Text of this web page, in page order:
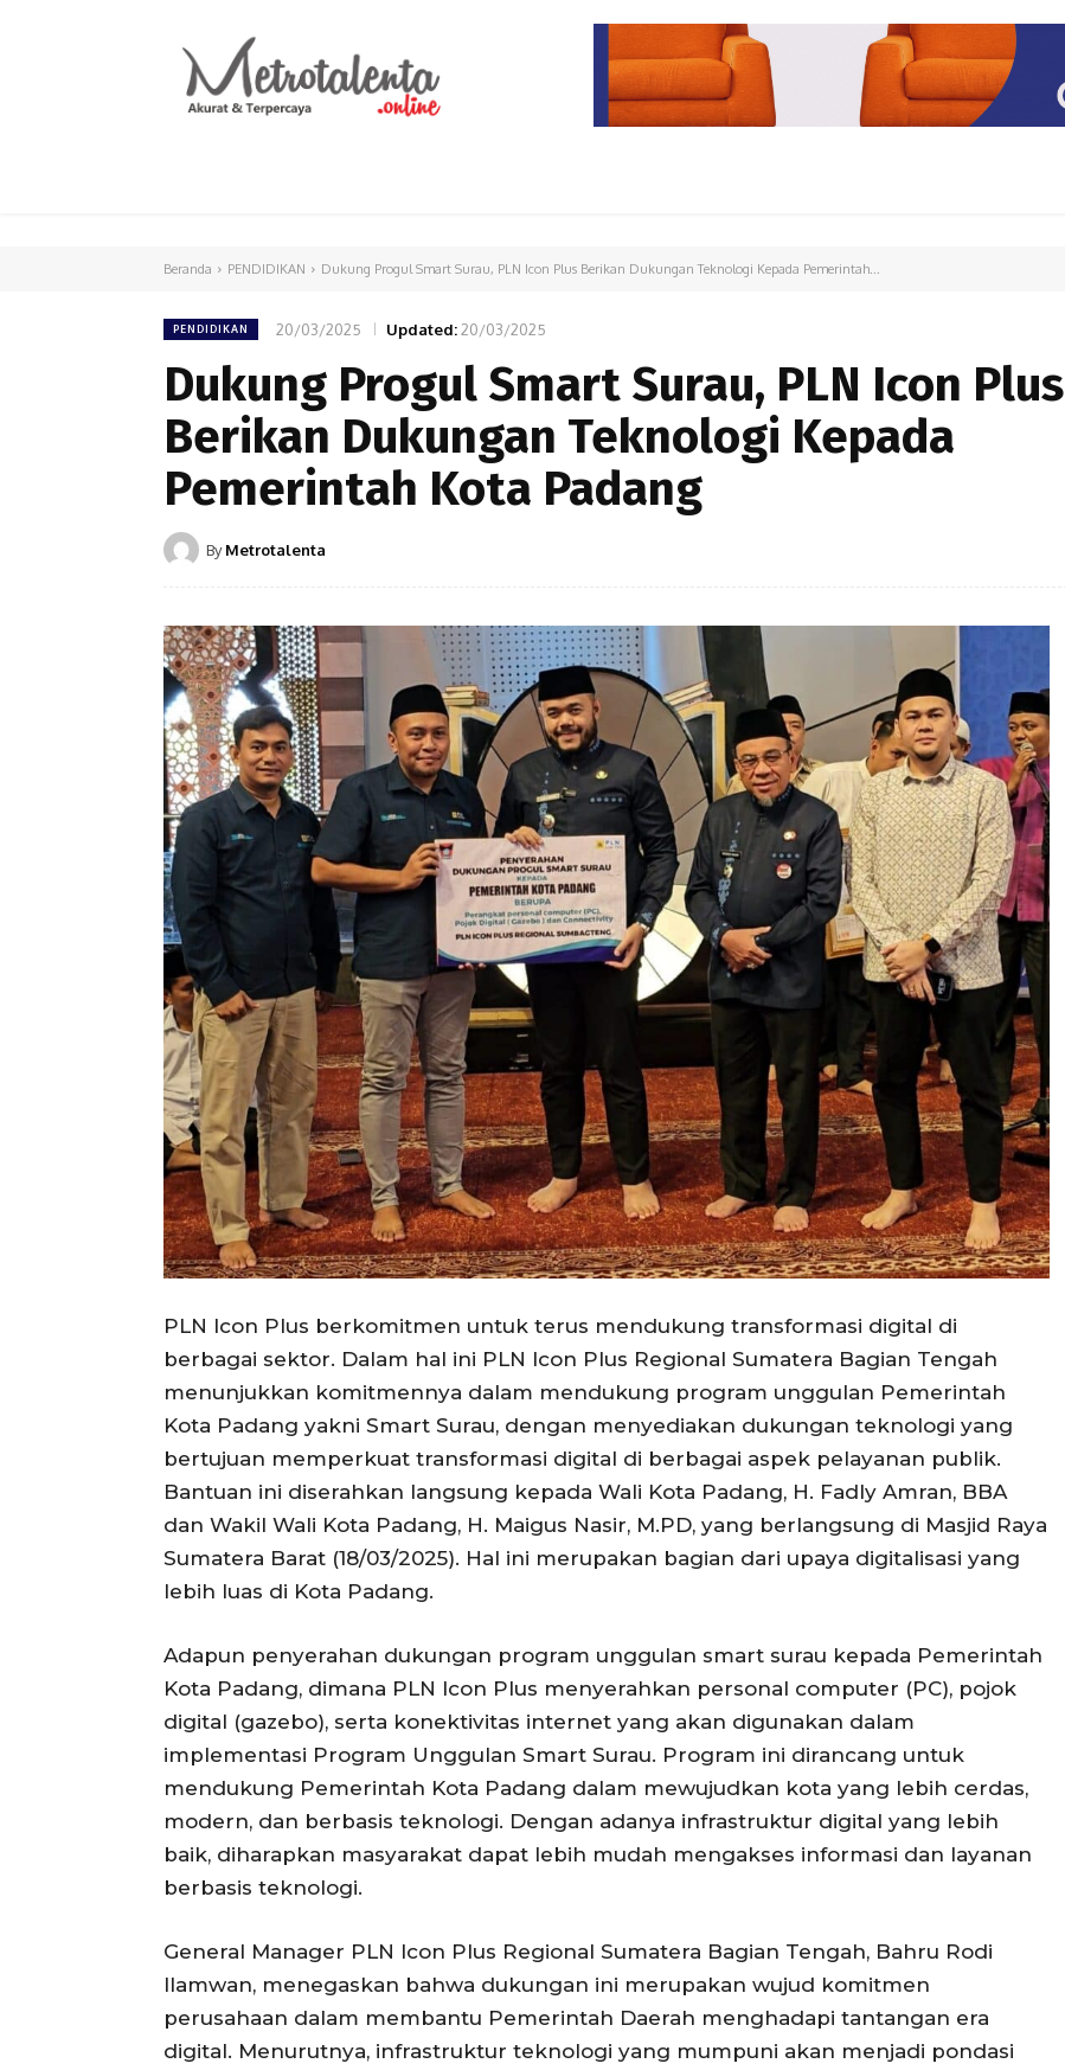
Beranda PENDIDIKAN Dukung Progul Smart Surau, PLN Icon Plus Berikan Dukungan Teknologi Kepada Pemerintah...
PENDIDIKAN 20/03/2025 Updated:20/03/2025
Dukung Progul Smart Surau, PLN Icon Plus
Berikan Dukungan Teknologi Kepada
Pemerintah Kota Padang
By Metrotalenta
PLN Icon Plus berkomitmen untuk terus mendukung transformasi digital di
berbagai sektor. Dalam hal ini PLN Icon Plus Regional Sumatera Bagian Tengah
menunjukkan komitmennya dalam mendukung program unggulan Pemerintah
Kota Padang yakni Smart Surau, dengan menyediakan dukungan teknologi yang
bertujuan memperkuat transformasi digital di berbagai aspek pelayanan publik.
Bantuan ini diserahkan langsung kepada Wali Kota Padang, H. Fadly Amran, BBA
dan Wakil Wali Kota Padang, H. Maigus Nasir, M.PD, yang berlangsung di Masjid Raya
Sumatera Barat (18/03/2025). Hal ini merupakan bagian dari upaya digitalisasi yang
lebih luas di Kota Padang.
Adapun penyerahan dukungan program unggulan smart surau kepada Pemerintah
Kota Padang, dimana PLN Icon Plus menyerahkan personal computer (PC), pojok
digital (gazebo), serta konektivitas internet yang akan digunakan dalam
implementasi Program Unggulan Smart Surau. Program ini dirancang untuk
mendukung Pemerintah Kota Padang dalam mewujudkan kota yang lebih cerdas,
modern, dan berbasis teknologi. Dengan adanya infrastruktur digital yang lebih
baik, diharapkan masyarakat dapat lebih mudah mengakses informasi dan layanan
berbasis teknologi.
General Manager PLN Icon Plus Regional Sumatera Bagian Tengah, Bahru Rodi
Ilamwan, menegaskan bahwa dukungan ini merupakan wujud komitmen
perusahaan dalam membantu Pemerintah Daerah menghadapi tantangan era
digital. Menurutnya, infrastruktur teknologi yang mumpuni akan menjadi pondasi